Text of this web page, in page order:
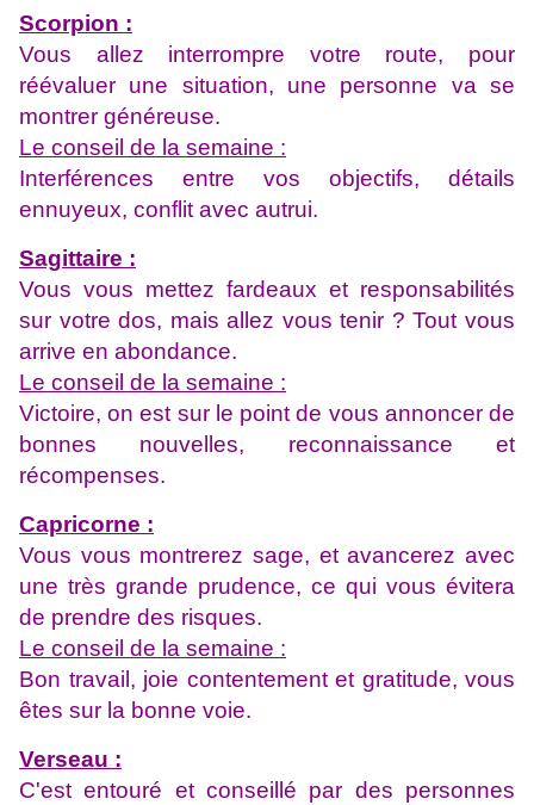
Scorpion :
Vous allez interrompre votre route, pour
réévaluer une situation, une personne va se
montrer généreuse.
Le conseil de la semaine :
Interférences entre vos objectifs, détails
ennuyeux, conflit avec autrui.
Sagittaire :
Vous vous mettez fardeaux et responsabilités
sur votre dos, mais allez vous tenir ? Tout vous
arrive en abondance.
Le conseil de la semaine :
Victoire, on est sur le point de vous annoncer de
bonnes nouvelles, reconnaissance et
récompenses.
Capricorne :
Vous vous montrerez sage, et avancerez avec
une très grande prudence, ce qui vous évitera
de prendre des risques.
Le conseil de la semaine :
Bon travail, joie contentement et gratitude, vous
êtes sur la bonne voie.
Verseau :
C'est entouré et conseillé par des personnes